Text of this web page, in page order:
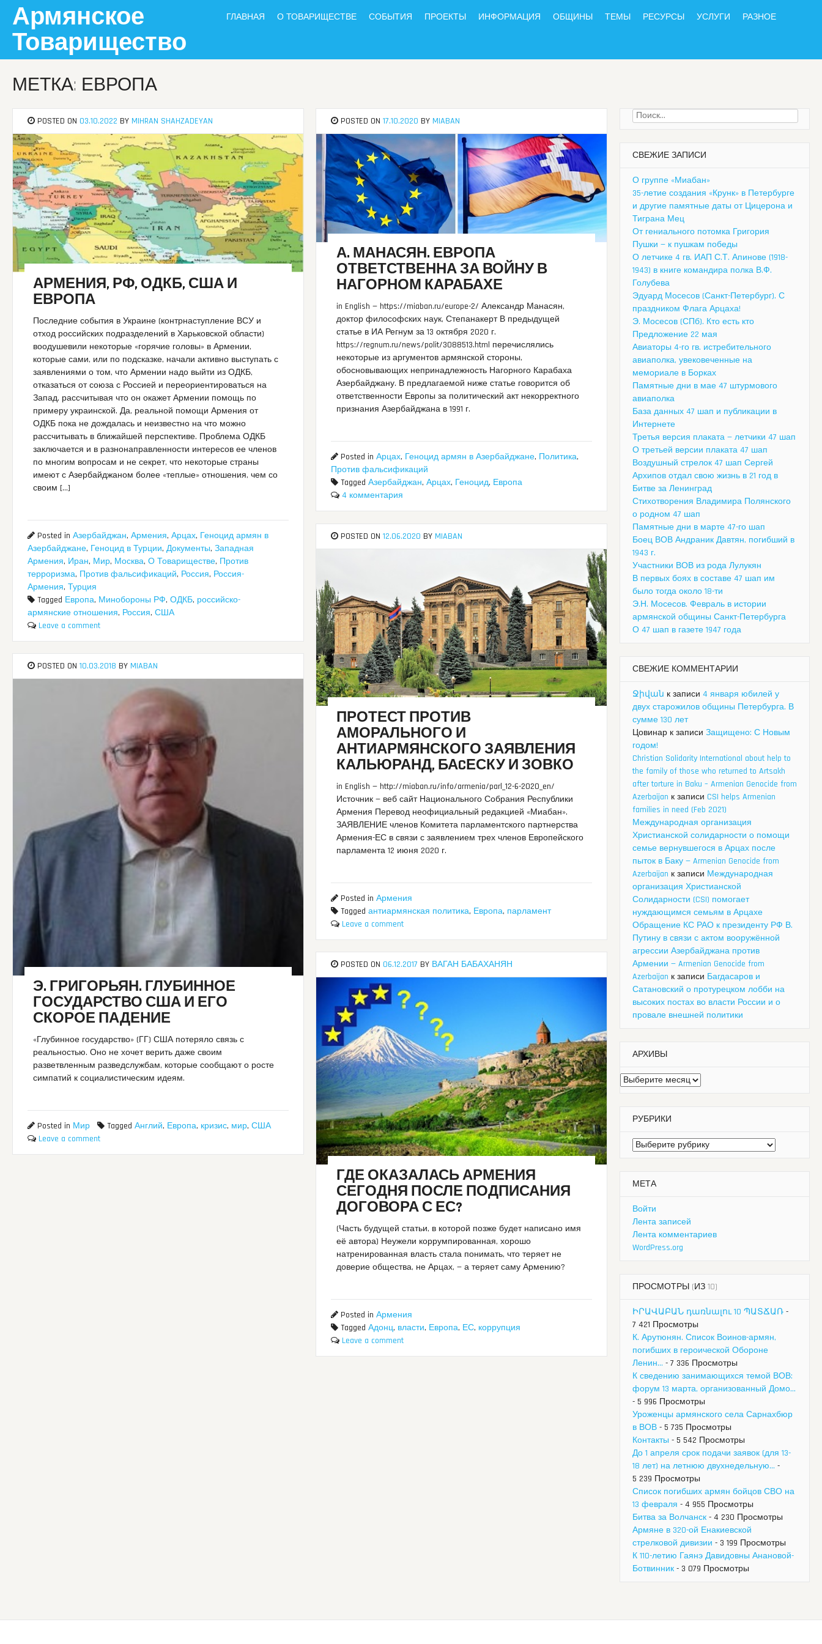
content
Армянское
Товарищество
ГЛАВНАЯ О ТОВАРИЩЕСТВЕ СОБЫТИЯ ПРОЕКТЫ ИНФОРМАЦИЯ ОБЩИНЫ ТЕМЫ РЕСУРСЫ УСЛУГИ РАЗНОЕ
МЕТКА: ЕВРОПА
POSTED ON 03.10.2022 BY MIHRAN SHAHZADEYAN
АРМЕНИЯ, РФ, ОДКБ, США И
ЕВРОПА
Последние события в Украине (контрнаступление ВСУ и
отход российских подразделений в Харьковской области)
воодушевили некоторые «горячие головы» в Армении,
которые сами, или по подсказке, начали активно выступать с
заявлениями о том, что Армении надо выйти из ОДКБ,
отказаться от союза с Россией и переориентироваться на
Запад, рассчитывая что он окажет Армении помощь по
примеру украинской. Да, реальной помощи Армения от
ОДКБ пока не дождалась и неизвестно на что можно
рассчитывать в ближайшей перспективе. Проблема ОДКБ
заключается и в разнонаправленности интересов ее членов
по многим вопросам и не секрет, что некоторые страны
имеют с Азербайджаном более «теплые» отношения, чем со
своим […]
Posted in Азербайджан, Армения, Арцах, Геноцид армян в
Азербайджане, Геноцид в Турции, Документы, Западная
Армения, Иран, Мир, Москва, О Товариществе, Против
терроризма, Против фальсификаций, Россия, Россия-
Армения, Турция
Tagged Европа, Минобороны РФ, ОДКБ, российско-
армянские отношения, Россия, США
Leave a comment
POSTED ON 17.10.2020 BY MIABAN
А. МАНАСЯН. ЕВРОПА
ОТВЕТСТВЕННА ЗА ВОЙНУ В
НАГОРНОМ КАРАБАХЕ
in English — https://miaban.ru/europe-2/ Александр Манасян,
доктор философских наук, Степанакерт В предыдущей
статье в ИА Регнум за 13 октября 2020 г.
https://regnum.ru/news/polit/3088513.html перечислялись
некоторые из аргументов армянской стороны,
обосновывающих непринадлежность Нагорного Карабаха
Азербайджану. В предлагаемой ниже статье говорится об
ответственности Европы за политический акт некорректного
признания Азербайджана в 1991 г.
Posted in Арцах, Геноцид армян в Азербайджане, Политика,
Против фальсификаций
Tagged Азербайджан, Арцах, Геноцид, Европа
4 комментария
POSTED ON 12.06.2020 BY MIABAN
ПРОТЕСТ ПРОТИВ
АМОРАЛЬНОГО И
АНТИАРМЯНСКОГО ЗАЯВЛЕНИЯ
КАЛЬЮРАНД, БАCЕСКУ И ЗОВКО
in English — http://miaban.ru/info/armenia/parl_12-6-2020_en/
Источник — веб сайт Национального Собрания Республики
Армения Перевод неофициальный редакцией «Миабан».
ЗАЯВЛЕНИЕ членов Комитета парламентского партнерства
Армения-ЕС в связи с заявлением трех членов Европейского
парламента 12 июня 2020 г.
Posted in Армения
Tagged антиармянская политика, Европа, парламент
Leave a comment
POSTED ON 10.03.2018 BY MIABAN
Э. ГРИГОРЬЯН. ГЛУБИННОЕ
ГОСУДАРСТВО США И ЕГО
СКОРОЕ ПАДЕНИЕ
«Глубинное государство» (ГГ) США потеряло связь с
реальностью. Оно не хочет верить даже своим
разветвленным разведслужбам, которые сообщают о росте
симпатий к социалистическим идеям.
Posted in Мир Tagged Англий, Европа, кризис, мир, США
Leave a comment
POSTED ON 06.12.2017 BY ВАГАН БАБАХАНЯН
ГДЕ ОКАЗАЛАСЬ АРМЕНИЯ
СЕГОДНЯ ПОСЛЕ ПОДПИСАНИЯ
ДОГОВОРА С ЕС?
(Часть будущей статьи, в которой позже будет написано имя
её автора) Неужели коррумпированная, хорошо
натренированная власть стала понимать, что теряет не
доверие общества, не Арцах, — а теряет саму Армению?
Posted in Армения
Tagged Адонц, власти, Европа, ЕС, коррупция
Leave a comment
Найти:
СВЕЖИЕ ЗАПИСИ
О группе «Миабан»
35-летие создания «Крунк» в Петербурге
и другие памятные даты от Цицерона и
Тиграна Мец
От гениального потомка Григория
Пушки — к пушкам победы
О летчике 4 гв. ИАП С.Т. Апинове (1918-
1943) в книге командира полка В.Ф.
Голубева
Эдуард Мосесов (Санкт-Петербург). С
праздником Флага Арцаха!
Э. Мосесов (СПб). Кто есть кто
Предложение 22 мая
Авиаторы 4-го гв. истребительного
авиаполка, увековеченные на
мемориале в Борках
Памятные дни в мае 47 штурмового
авиаполка
База данных 47 шап и публикации в
Интернете
Третья версия плаката — летчики 47 шап
О третьей версии плаката 47 шап
Воздушный стрелок 47 шап Сергей
Архипов отдал свою жизнь в 21 год в
Битве за Ленинград
Стихотворения Владимира Полянского
о родном 47 шап
Памятные дни в марте 47-го шап
Боец ВОВ Андраник Давтян, погибший в
1943 г.
Участники ВОВ из рода Лулукян
В первых боях в составе 47 шап им
было тогда около 18-ти
Э.Н. Мосесов. Февраль в истории
армянской общины Санкт-Петербурга
О 47 шап в газете 1947 года
СВЕЖИЕ КОММЕНТАРИИ
Ջիվան к записи 4 января юбилей у
двух старожилов общины Петербурга. В
сумме 130 лет
Цовинар к записи Защищено: С Новым
годом!
Christian Solidarity International about help to
the family of those who returned to Artsakh
after torture in Baku – Armenian Genocide from
Azerbaijan к записи CSI helps Armenian
families in need (Feb 2021)
Международная организация
Христианской солидарности о помощи
семье вернувшегося в Арцах после
пыток в Баку — Armenian Genocide from
Azerbaijan к записи Международная
организация Христианской
Солидарности (CSI) помогает
нуждающимся семьям в Арцахе
Обращение КС РАО к президенту РФ В.
Путину в связи с актом вооружённой
агрессии Азербайджана против
Армении — Armenian Genocide from
Azerbaijan к записи Багдасаров и
Сатановский о протурецком лобби на
высоких постах во власти России и о
провале внешней политики
АРХИВЫ
Архивы
РУБРИКИ
Рубрики
МЕТА
Войти
Лента записей
Лента комментариев
WordPress.org
ПРОСМОТРЫ (ИЗ 10)
ԻՐԱՎԱԲԱՆ դառնալու 10 ՊԱՏՃԱՌ -
7 421 Просмотры
К. Арутюнян. Список Воинов-армян,
погибших в героической Обороне
Ленин... - 7 336 Просмотры
К сведению занимающихся темой ВОВ:
форум 13 марта, организованный Домо...
- 5 996 Просмотры
Уроженцы армянского села Сарнахбюр
в ВОВ - 5 735 Просмотры
Контакты - 5 542 Просмотры
До 1 апреля срок подачи заявок (для 13-
18 лет) на летнюю двухнедельную... -
5 239 Просмотры
Список погибших армян бойцов СВО на
13 февраля - 4 955 Просмотры
Битва за Волчанск - 4 230 Просмотры
Армяне в 320-ой Енакиевской
стрелковой дивизии - 3 199 Просмотры
К 110-летию Гаянэ Давидовны Анановой-
Ботвинник - 3 079 Просмотры